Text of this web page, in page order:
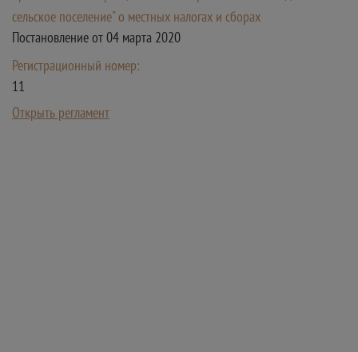
сельское поселение" о местных налогах и сборах
Постановление от 04 марта 2020
Регистрационный номер:
11
Открыть регламент